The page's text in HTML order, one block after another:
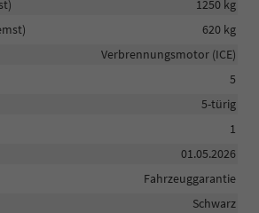
1250 kg
620 kg
Verbrennungsmotor (ICE)
5
5-türig
1
01.05.2026
Fahrzeuggarantie
Schwarz